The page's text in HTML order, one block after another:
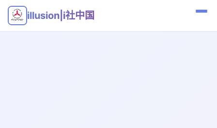
illusion|i社中国